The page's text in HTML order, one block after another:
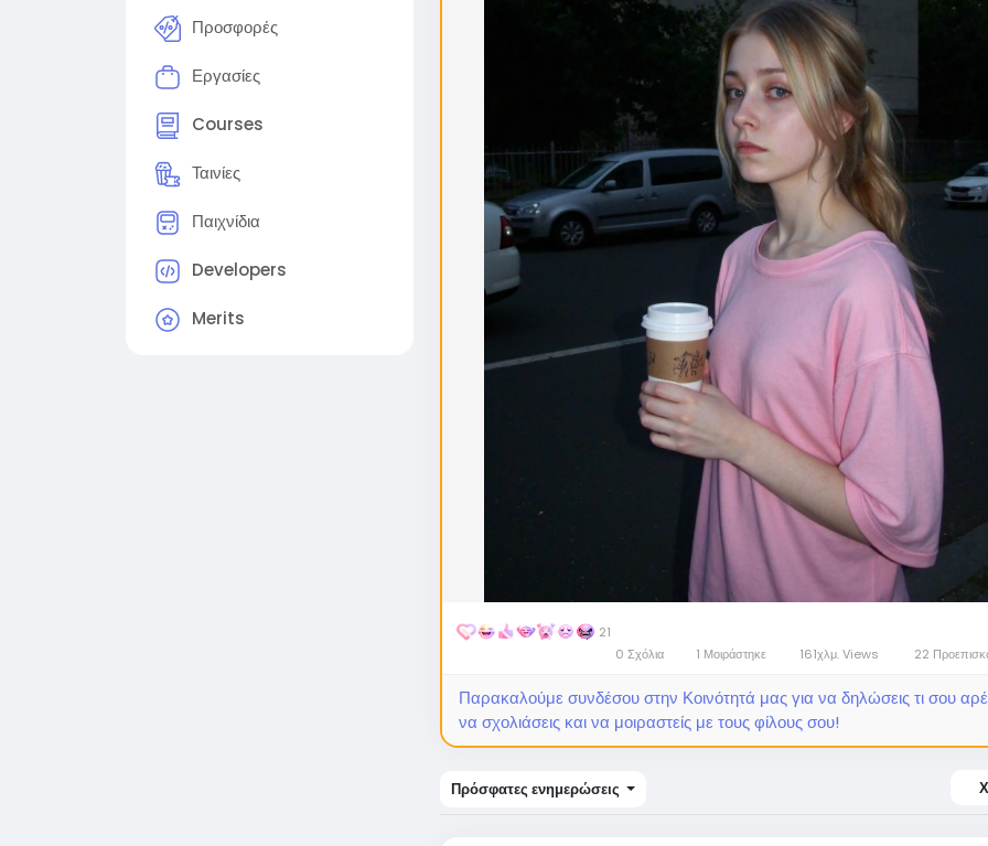
Προσφορές
Εργασίες
Courses
Ταινίες
Παιχνίδια
Developers
Merits
(Рекомендуемые настройки для генерации)
Sampler: Use DPM++ 2M samplers for smooth and consistent
Steps: Aim for 30–50 steps to capture finer details without over-
Scheduler: Beta Scheduler remains the best choice for this
checkpoint.
#flux1#Checkpoint#ultrareal#imagegenerate#safetensors
#gguf
21
0 Σχόλια
1 Μοιράστηκε 161χλμ. Views 22
Παρακαλούμε συνδέσου στην Κοινότητά μας για να δηλώσεις τι σου
να σχολιάσεις και να μοιραστείς με τους φίλους σου!
Πρόσφατες ενημερώσεις